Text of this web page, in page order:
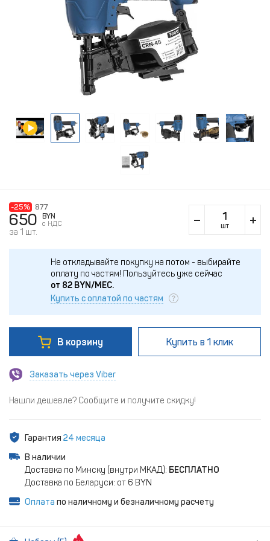
-25% 877
650
BYN
c НДС
за 1 шт.
шт
Не откладывайте покупку на потом - выбирайте
оплату по частям! Пользуйтесь уже сейчас
от 82 BYN/МЕС.
Купить с оплатой по частям
В корзину Купить в 1 клик
Заказать через Viber
Нашли дешевле? Сообщите и получите скидку!
Гарантия 24 месяца
В наличии
Доставка по Минску (внутри МКАД): БЕСПЛАТНО
Доставка по Беларуси: от 6 BYN
Оплата по наличному и безналичному расчету